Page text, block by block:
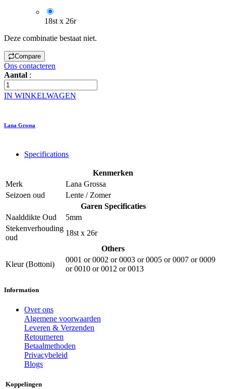
18st x 26r
Deze combinatie bestaat niet.
Compare
Ons contacteren
Aantal :
IN WINKELWAGEN
Lana Grossa
Specifications
Kenmerken
Merk
Lana Grossa
Seizoen oud
Lente / Zomer
Garen Specificaties
Naalddikte Oud
5mm
Stekenverhouding
oud
18st x 26r
Others
Kleur (Bottoni)
0001 or0002 or0003 or0005 or0007 or0009
or0010 or0012 or0013
Information
Over ons
Algemene voorwaarden
Leveren & Verzenden
Retourneren
Betaalmethoden
Privacybeleid
Blogs
Koppelingen